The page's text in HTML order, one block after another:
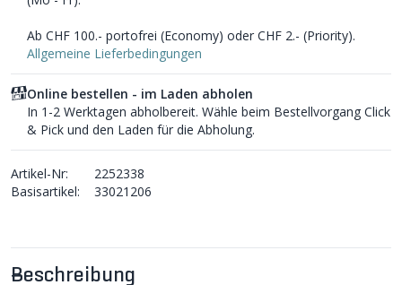
Beschreibung
Ab CHF 100.- portofrei (Economy) oder CHF 2.- (Priority).
Allgemeine Lieferbedingungen
Online bestellen - im Laden abholen
In 1-2 Werktagen abholbereit. Wähle beim Bestellvorgang Click
& Pick und den Laden für die Abholung.
Artikel-Nr:
2252338
Basisartikel:
33021206